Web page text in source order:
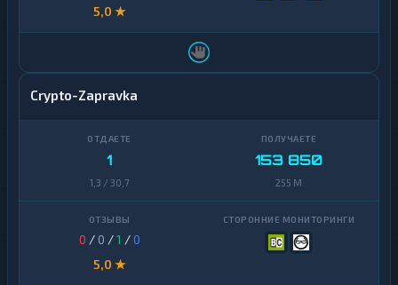
5,0 ★
Crypto-Zapravka
1
1,3 / 30,7
153 850
255 M
0 / 0 /1 /0
5,0 ★